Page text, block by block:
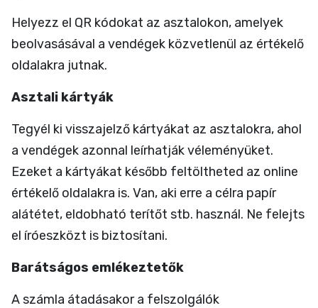
Helyezz el QR kódokat az asztalokon, amelyek
beolvasásával a vendégek közvetlenül az értékelő
oldalakra jutnak.
Asztali kártyák
Tegyél ki visszajelző kártyákat az asztalokra, ahol
a vendégek azonnal leírhatják véleményüket.
Ezeket a kártyákat később feltöltheted az online
értékelő oldalakra is. Van, aki erre a célra papír
alátétet, eldobható terítőt stb. használ. Ne felejts
el íróeszközt is biztosítani.
Barátságos emlékeztetők
A számla átadásakor a felszolgálók